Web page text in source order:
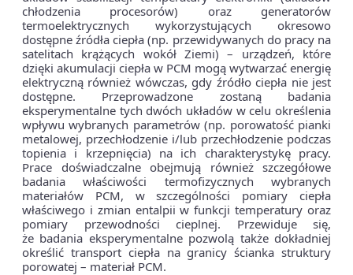
chłodzenia procesorów) oraz generatorów
termoelektrycznych wykorzystujących okresowo
dostępne źródła ciepła (np. przewidywanych do pracy na
satelitach krążących wokół Ziemi) – urządzeń, które
dzięki akumulacji ciepła w PCM mogą wytwarzać energię
elektryczną również wówczas, gdy źródło ciepła nie jest
dostępne. Przeprowadzone zostaną badania
eksperymentalne tych dwóch układów w celu określenia
wpływu wybranych parametrów (np. porowatość pianki
metalowej, przechłodzenie i/lub przechłodzenie podczas
topienia i krzepnięcia) na ich charakterystykę pracy.
Prace doświadczalne obejmują również szczegółowe
badania właściwości termofizycznych wybranych
materiałów PCM, w szczególności pomiary ciepła
właściwego i zmian entalpii w funkcji temperatury oraz
pomiary przewodności cieplnej. Przewiduje się,
że badania eksperymentalne pozwolą także dokładniej
określić transport ciepła na granicy ścianka struktury
porowatej – materiał PCM.